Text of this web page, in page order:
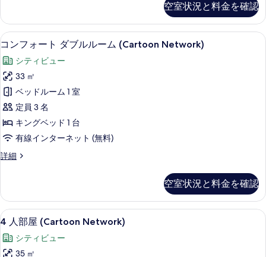
す
る
真
を
表
示
す
る
の
詳
細
空室状況と料金を確認
コ
ン
フ
ォ
ー
ト
ダ
ル
ー
ム
(Cartoon
Network)
の
コンフォート ダブルルーム
11
コンフォート ダブルルーム (Cartoon Network)
シティビュー
33 ㎡
ベッドルーム 1 室
定員 3 名
キングベッド 1 台
有線インターネット (無料)
詳細
コ
ー
ト
ダ
ル
ル
空室状況と料金を確認
4
人
部
4 人部屋 (Cartoon Network) | 羽毛の
11
4 人部屋 (Cartoon Network)
シティビュー
35 ㎡